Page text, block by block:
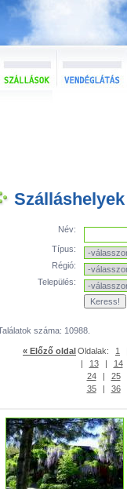
Szálláshelyek
Név:
Típus:
Régió:
Település:
száma: 10988.
« Előző oldalOldalak: 1
|
13 | 14
24
| 25
35
| 36